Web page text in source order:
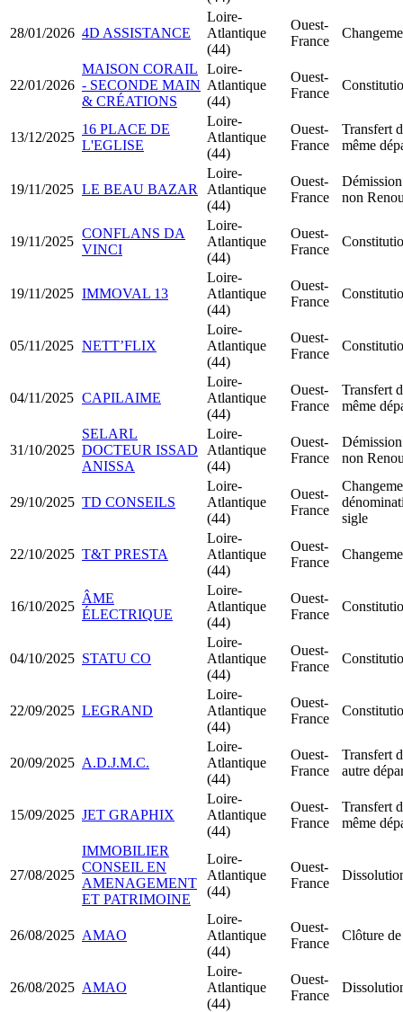
28/01/2026 4D ASSISTANCE
Loire-
Atlantique
(44)
Ouest-
France
22/01/2026
MAISON CORAIL
- SECONDE MAIN
& CRÉATIONS
Loire-
Atlantique
(44)
Ouest-
France
13/12/2025
16 PLACE DE
L'EGLISE
Loire-
Atlantique
(44)
Ouest-
France
Transfert
même
19/11/2025 LE BEAU BAZAR
Loire-
Atlantique
(44)
Ouest-
France
non
19/11/2025
CONFLANS DA
VINCI
Loire-
Atlantique
(44)
Ouest-
France
19/11/2025 IMMOVAL 13
Loire-
Atlantique
(44)
Ouest-
France
05/11/2025 NETT’FLIX
Loire-
Atlantique
(44)
Ouest-
France
04/11/2025 CAPILAIME
Loire-
Atlantique
(44)
Ouest-
France
Transfert
même
31/10/2025
SELARL
DOCTEUR ISSAD
ANISSA
Loire-
Atlantique
(44)
Ouest-
France
non
29/10/2025 TD CONSEILS
Loire-
Atlantique
(44)
Ouest-
France
sigle
22/10/2025 T&T PRESTA
Loire-
Atlantique
(44)
Ouest-
France
16/10/2025
ÂME
ÉLECTRIQUE
Loire-
Atlantique
(44)
Ouest-
France
04/10/2025 STATU CO
Loire-
Atlantique
(44)
Ouest-
France
22/09/2025 LEGRAND
Loire-
Atlantique
(44)
Ouest-
France
20/09/2025 A.D.J.M.C.
Loire-
Atlantique
(44)
Ouest-
France
Transfert
autre
15/09/2025 JET GRAPHIX
Loire-
Atlantique
(44)
Ouest-
France
Transfert
même
27/08/2025
IMMOBILIER
CONSEIL EN
AMENAGEMENT
ET PATRIMOINE
Loire-
Atlantique
(44)
Ouest-
France
26/08/2025 AMAO
Loire-
Atlantique
(44)
Ouest-
France
Clôture
26/08/2025 AMAO
Loire-
Atlantique
(44)
Ouest-
France